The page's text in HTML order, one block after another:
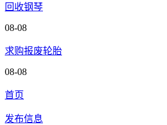
回收钢琴
08-08
求购报废轮胎
08-08
首页
发布信息